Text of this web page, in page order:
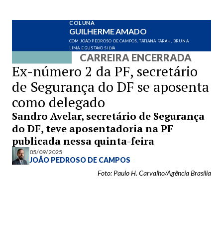
COLUNA
GUILHERME AMADO
COM JOÃO PEDROSO DE CAMPOS, TATIANA FARAH, BRUNA
LIMA E GUSTAVO SILVA
CARREIRA ENCERRADA
Ex-número 2 da PF, secretário
de Segurança do DF se aposenta
como delegado
Sandro Avelar, secretário de Segurança
do DF, teve aposentadoria na PF
publicada nessa quinta-feira
05/09/2025
JOÃO PEDROSO DE CAMPOS
Foto: Paulo H. Carvalho/Agência Brasília